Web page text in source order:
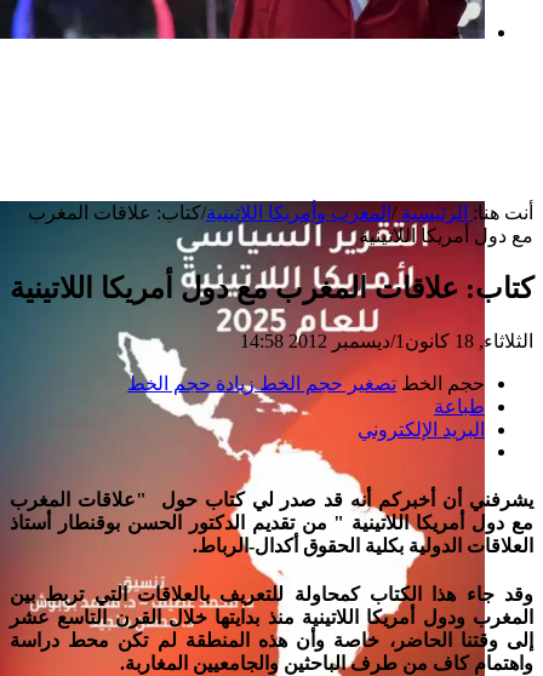
أنت هنا: الرئيسية/ المغرب وأمريكا اللاتينية/كتاب: علاقات المغرب
مع دول أمريكا اللاتينية
كتاب: علاقات المغرب مع دول أمريكا اللاتينية
الثلاثاء, 18 كانون1/ديسمبر 2012 14:58
حجم الخط تصغير حجم الخط زيادة حجم الخط
طباعة
البريد الإلكتروني
يشرفني أن أخبركم أنه قد صدر لي كتاب حول "علاقات المغرب
مع دول أمريكا اللاتينية " من تقديم
الدكتور الحسن بوقنطار أستاذ
العلاقات الدولية بكلية الحقوق أكدال-الرباط.
وقد جاء هذا الكتاب كمحاولة للتعريف بالعلاقات التي تربط بين
المغرب ودول أمريكا اللاتينية منذ بدايتها خلال القرن التاسع عشر
إلى وقتنا الحاضر، خاصة وأن هذه المنطقة لم تكن محط دراسة
واهتمام كاف من طرف الباحثين والجامعيين المغاربة.